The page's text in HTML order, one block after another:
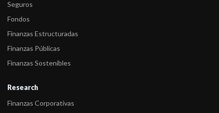
Seguros
Fondos
Finanzas Estructuradas
Finanzas Públicas
Finanzas Sostenibles
Research
Finanzas Corporativas